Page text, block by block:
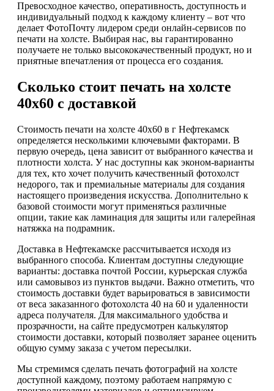
Превосходное качество, оперативность, доступность и
индивидуальный подход к каждому клиенту – вот что
делает ФотоПочту лидером среди онлайн-сервисов по
печати на холсте. Выбирая нас, вы гарантированно
получаете не только высококачественный продукт, но и
приятные впечатления от процесса его создания.
Сколько стоит печать на холсте
40х60 с доставкой
Стоимость печати на холсте 40х60 в г Нефтекамск
определяется несколькими ключевыми факторами. В
первую очередь, цена зависит от выбранного качества и
плотности холста. У нас доступны как эконом-варианты
для тех, кто хочет получить качественный фотохолст
недорого, так и премиальные материалы для создания
настоящего произведения искусства. Дополнительно к
базовой стоимости могут применяться различные
опции, такие как ламинация для защиты или галерейная
натяжка на подрамник.
Доставка в Нефтекамске рассчитывается исходя из
выбранного способа. Клиентам доступны следующие
варианты: доставка почтой России, курьерская служба
или самовывоз из пунктов выдачи. Важно отметить, что
стоимость доставки будет варьироваться в зависимости
от веса заказанного фотохолста 40 на 60 и удаленности
адреса получателя. Для максимального удобства и
прозрачности, на сайте предусмотрен калькулятор
стоимости доставки, который позволяет заранее оценить
общую сумму заказа с учетом пересылки.
Мы стремимся сделать печать фотографий на холсте
доступной каждому, поэтому работаем напрямую с